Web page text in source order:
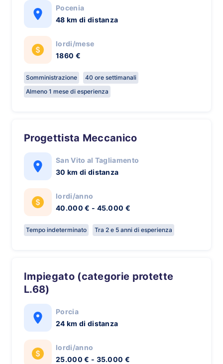
Pocenia
48 km di distanza
lordi/mese
1860 €
Somministrazione
40 ore settimanali
Almeno 1 mese di esperienza
Progettista Meccanico
San Vito al Tagliamento
30 km di distanza
lordi/anno
40.000 € - 45.000 €
Tempo indeterminato Tra 2 e 5 anni di esperienza
Impiegato (categorie protette
L.68)
Porcia
24 km di distanza
lordi/anno
25.000 € - 35.000 €